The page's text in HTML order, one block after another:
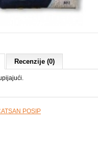
Recenzije (0)
POSIP